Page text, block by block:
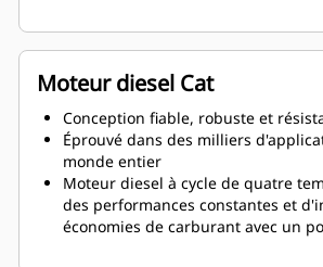
Moteur diesel Cat
Conception fiable, robuste et
Éprouvé dans des milliers
monde entier
Moteur diesel à cycle de quatre
des performances constantes et
économies de carburant avec un